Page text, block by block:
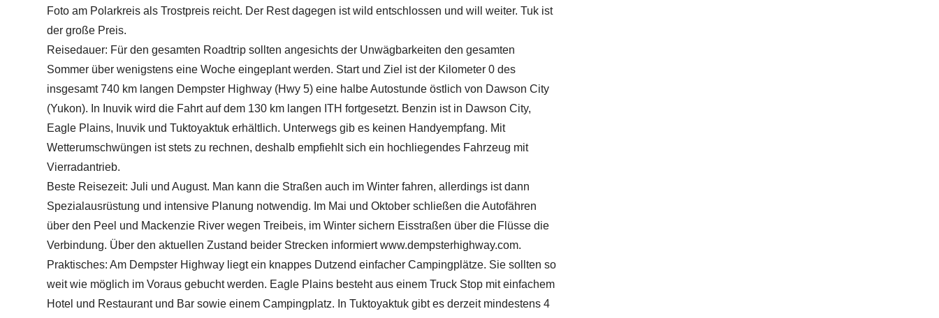
Foto am Polarkreis als Trostpreis reicht. Der Rest dagegen ist wild entschlossen und will weiter. Tuk ist
der große Preis.
Reisedauer: Für den gesamten Roadtrip sollten angesichts der Unwägbarkeiten den gesamten
Sommer über wenigstens eine Woche eingeplant werden. Start und Ziel ist der Kilometer 0 des
insgesamt 740 km langen Dempster Highway (Hwy 5) eine halbe Autostunde östlich von Dawson City
(Yukon). In Inuvik wird die Fahrt auf dem 130 km langen ITH fortgesetzt. Benzin ist in Dawson City,
Eagle Plains, Inuvik und Tuktoyaktuk erhältlich. Unterwegs gib es keinen Handyempfang. Mit
Wetterumschwüngen ist stets zu rechnen, deshalb empfiehlt sich ein hochliegendes Fahrzeug mit
Vierradantrieb.
Beste Reisezeit: Juli und August. Man kann die Straßen auch im Winter fahren, allerdings ist dann
Spezialausrüstung und intensive Planung notwendig. Im Mai und Oktober schließen die Autofähren
über den Peel und Mackenzie River wegen Treibeis, im Winter sichern Eisstraßen über die Flüsse die
Verbindung. Über den aktuellen Zustand beider Strecken informiert www.dempsterhighway.com.
Praktisches: Am Dempster Highway liegt ein knappes Dutzend einfacher Campingplätze. Sie sollten so
weit wie möglich im Voraus gebucht werden. Eagle Plains besteht aus einem Truck Stop mit einfachem
Hotel und Restaurant und Bar sowie einem Campingplatz. In Tuktoyaktuk gibt es derzeit mindestens 4